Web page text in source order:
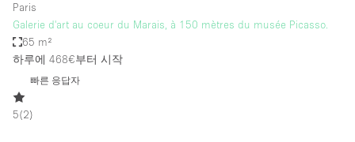
Paris
Galerie d'art au coeur du Marais, à 150 mètres du musée Picasso.
65 m²
하루에 468€부터 시작
빠른 응답자
5(2)